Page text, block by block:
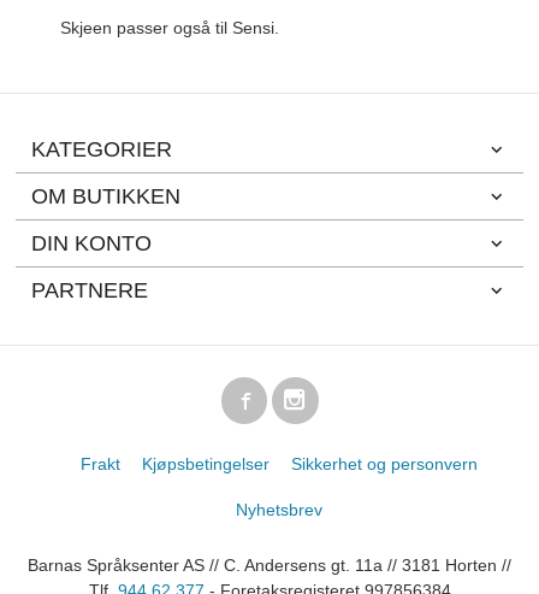
Skjeen passer også til Sensi.
KATEGORIER
OM BUTIKKEN
DIN KONTO
PARTNERE
Frakt Kjøpsbetingelser Sikkerhet og personvern
Nyhetsbrev
Barnas Språksenter AS // C. Andersens gt. 11a // 3181 Horten //